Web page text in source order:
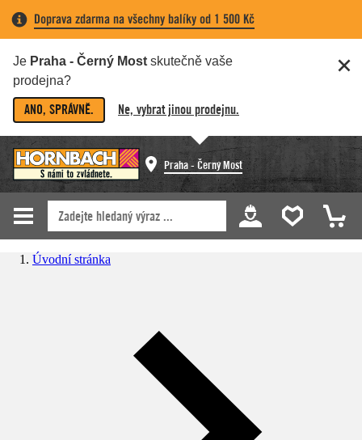
Doprava zdarma na všechny balíky od 1 500 Kč
Je Praha - Černý Most skutečně vaše
prodejna?
ANO, SPRÁVNĚ. Ne, vybrat jinou prodejnu.
Praha - Černý Most
Úvodní stránka